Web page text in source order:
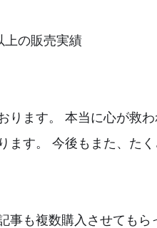
の販売実績
ります。 本当に心が救
ます。 今後もまた、た
事も複数購入させてもら